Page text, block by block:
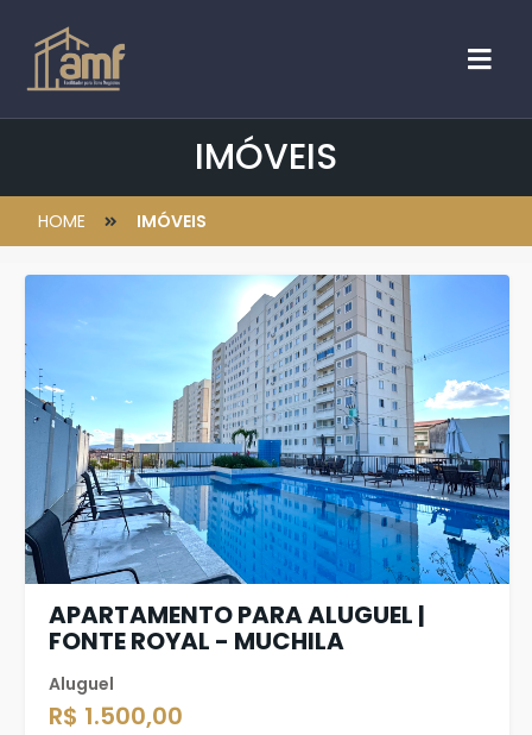
IMÓVEIS
HOME IMÓVEIS
APARTAMENTO PARA ALUGUEL |
FONTE ROYAL - MUCHILA
Aluguel
R$ 1.500,00